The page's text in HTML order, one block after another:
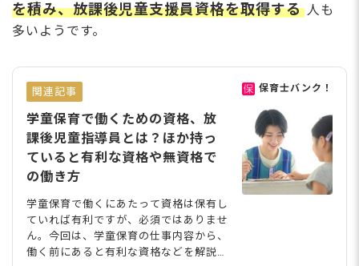
を積み、放課後児童支援員資格を取得する 人も
多いようです。
関連記事
学童保育で働くための資格、放
課後児童指導員とは？ほか持っ
ていると有利な資格や無資格で
の働き方
学童保育で働くにあたって資格は保有し
ていれば有利ですが、必須ではありませ
ん。今回は、学童保育の仕事内容から、
働く前にあると有利な資格などを解説し
保育士バンク！